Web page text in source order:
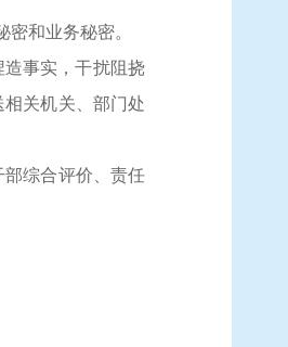
和业务秘密。
事实，干扰阻挠
关机关、部门处
综合评价、责任